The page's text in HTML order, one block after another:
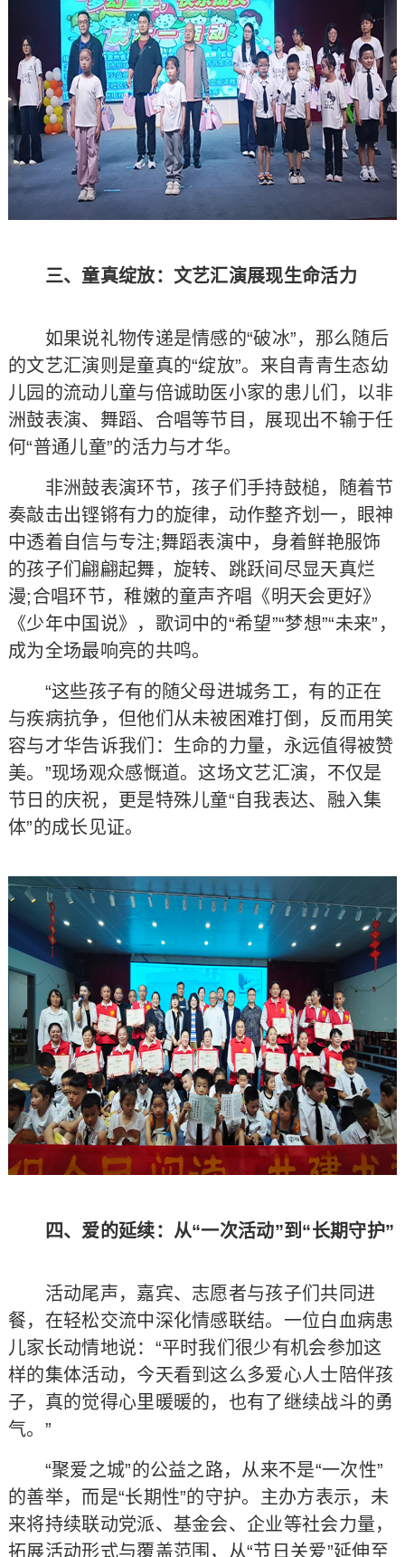
三、童真绽放：文艺汇演展现生命活力
如果说礼物传递是情感的“破冰”，那么随后
的文艺汇演则是童真的“绽放”。来自青青生态幼
儿园的流动儿童与倍诚助医小家的患儿们，以非
洲鼓表演、舞蹈、合唱等节目，展现出不输于任
何“普通儿童”的活力与才华。
非洲鼓表演环节，孩子们手持鼓槌，随着节
奏敲击出铿锵有力的旋律，动作整齐划一，眼神
中透着自信与专注;舞蹈表演中，身着鲜艳服饰
的孩子们翩翩起舞，旋转、跳跃间尽显天真烂
漫;合唱环节，稚嫩的童声齐唱《明天会更好》
《少年中国说》，歌词中的“希望”“梦想”“未来”，
成为全场最响亮的共鸣。
“这些孩子有的随父母进城务工，有的正在
与疾病抗争，但他们从未被困难打倒，反而用笑
容与才华告诉我们：生命的力量，永远值得被赞
美。”现场观众感慨道。这场文艺汇演，不仅是
节日的庆祝，更是特殊儿童“自我表达、融入集
体”的成长见证。
四、爱的延续：从“一次活动”到“长期守护”
活动尾声，嘉宾、志愿者与孩子们共同进
餐，在轻松交流中深化情感联结。一位白血病患
儿家长动情地说：“平时我们很少有机会参加这
样的集体活动，今天看到这么多爱心人士陪伴孩
子，真的觉得心里暖暖的，也有了继续战斗的勇
气。”
“聚爱之城”的公益之路，从来不是“一次性”
的善举，而是“长期性”的守护。主办方表示，未
来将持续联动党派、基金会、企业等社会力量，
拓展活动形式与覆盖范围，从“节日关爱”延伸至